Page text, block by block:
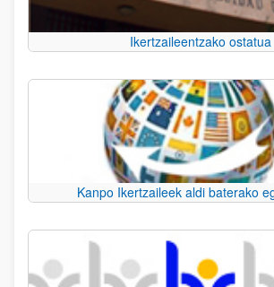
Ikertzaileentzako ostatua
Kanpo Ikertzaileek aldi baterako